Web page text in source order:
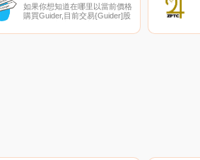
如果你想知道在哪里以當前價格
購買Guider,目前交易{Guider]股
ProBit Global。您可以在我們的